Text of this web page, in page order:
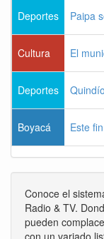
Deportes Paipa
Cultura El
Deportes
Boyacá Este
Conoce el
Radio & TV.
pueden
con un variado